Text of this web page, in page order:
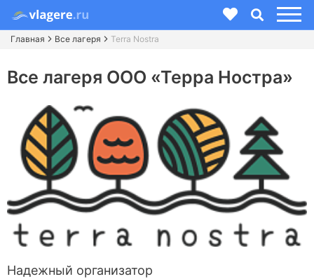
Главная Все лагеря Terra Nostra
Все лагеря ООО «Терра Ностра»
Надежный организатор